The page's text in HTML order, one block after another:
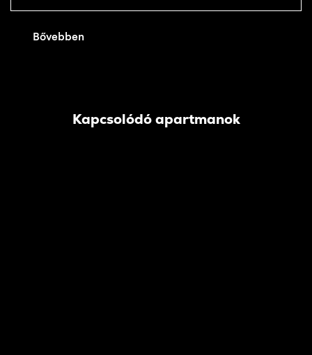
Bővebben
Kapcsolódó apartmanok